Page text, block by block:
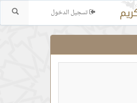
تسجيل الدخول